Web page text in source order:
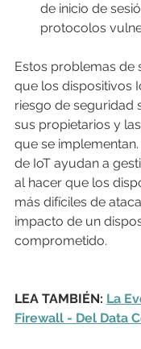
de inicio de
protocolos
Estos problemas de
que los dispositivos
riesgo de seguridad
sus propietarios y
que se
de IoT ayudan a
al hacer que los
más difíciles de
impacto de un
comprometido.
LEA TAMBIÉN: La
Firewall - Del Data